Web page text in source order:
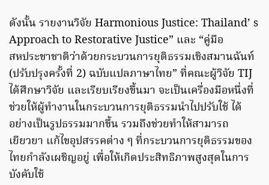
ดังนั้น รายงานวิจัย Harmonious Justice: Thailand’ s
Approach to Restorative Justice” และ “คู่มือ
สหประชาชาติว่าด้วยกระบวนการยุติธรรมเชิงสมานฉันท์
(ปรับปรุงครั้งที่ 2) ฉบับแปลภาษาไทย” ที่คณะผู้วิจัย TIJ
ได้ศึกษาวิจัย และเรียบเรียงขึ้นมา จะเป็นเครื่องมือหนึ่งที่
ช่วยให้ผู้ทำงานในกระบวนการยุติธรรมนำไปปรับใช้ ได้
อย่างเป็นรูปธรรมมากขึ้น รวมถึงช่วยทำให้สามารถ
เยียวยา แก้ไขอุปสรรคต่าง ๆ ที่กระบวนการยุติธรรมของ
ไทยกำลังเผชิญอยู่ เพื่อให้เกิดประสิทธิภาพสูงสุดในการ
บังคับใช้